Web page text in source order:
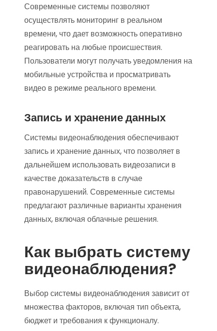
Современные системы позволяют
осуществлять мониторинг в реальном
времени, что дает возможность оперативно
реагировать на любые происшествия.
Пользователи могут получать уведомления на
мобильные устройства и просматривать
видео в режиме реального времени.
Запись и хранение данных
Системы видеонаблюдения обеспечивают
запись и хранение данных, что позволяет в
дальнейшем использовать видеозаписи в
качестве доказательств в случае
правонарушений. Современные системы
предлагают различные варианты хранения
данных, включая облачные решения.
Как выбрать систему
видеонаблюдения?
Выбор системы видеонаблюдения зависит от
множества факторов, включая тип объекта,
бюджет и требования к функционалу.